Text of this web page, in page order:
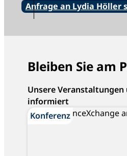
Anfrage an Lydia Höller
Bleiben Sie am
Unsere
informiert
Konferenz
Konferenz